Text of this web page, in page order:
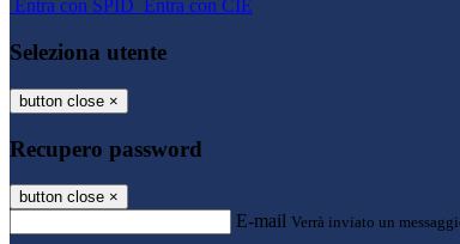
Entra con SPID Entra con CIE
Seleziona utente
button close ×
Recupero password
button close ×
E-mail Verrà inviato un